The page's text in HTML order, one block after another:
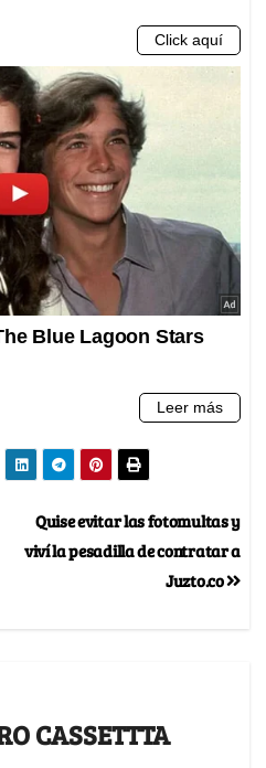
Quise evitar las fotomultas y
viví la pesadilla de contratar a
Juzto.co
CASSETTTA